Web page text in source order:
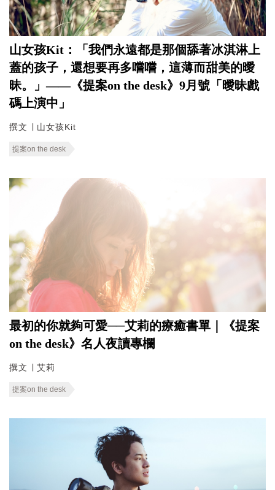
山女孩Kit：「我們永遠都是那個舔著冰淇淋上
蓋的孩子，還想要再多嚐嚐，這薄而甜美的曖
昧。」——《提案on the desk》9月號「曖昧戲
碼上演中」
撰文 ∣ 山女孩Kit
提案on the desk
最初的你就夠可愛──艾莉的療癒書單｜《提案
on the desk》名人夜讀專欄
撰文 ∣ 艾莉
提案on the desk